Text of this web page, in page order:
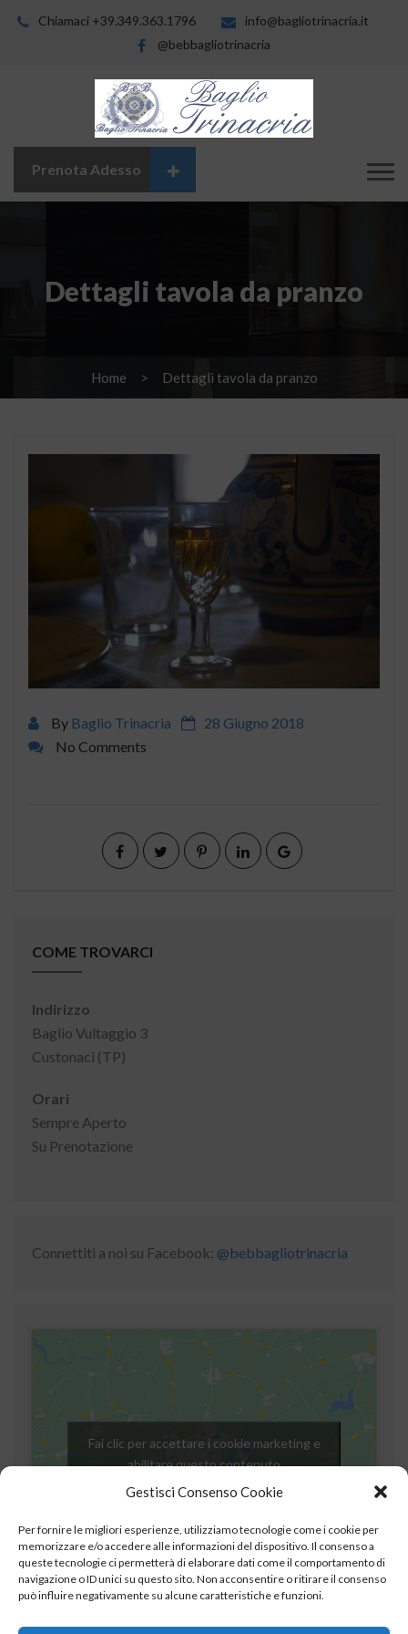
Gestisci Consenso Cookie
Per fornire le migliori esperienze, utilizziamo tecnologie come i cookie per
memorizzare e/o accedere alle informazioni del dispositivo. Il consenso a
queste tecnologie ci permetterà di elaborare dati come il comportamento di
navigazione o ID unici su questo sito. Non acconsentire o ritirare il consenso
può influire negativamente su alcune caratteristiche e funzioni.
Chiamaci +39.349.363.1796
info@bagliotrinacria.it
@bebbagliotrinacria
Prenota Adesso
Dettagli tavola da pranzo
Home Dettagli tavola da pranzo
By Baglio Trinacria
28 Giugno 2018
No Comments
COME TROVARCI
Indirizzo
Baglio Vultaggio 3
Custonaci (TP)
Orari
Sempre Aperto
Su Prenotazione
Connettiti a noi su Facebook: @bebbagliotrinacria
Fai clic per accettare i cookie marketing e
abilitare questo contenuto